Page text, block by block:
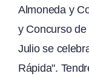
Almoneda y
y Concurso
Julio se
Rápida".